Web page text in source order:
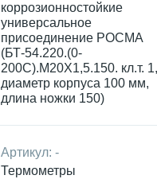
коррозионностойкие
универсальное
присоединение РОСМА
(БТ-54.220.(0-
200С).М20Х1,5.150. кл.т.
диаметр корпуса 100 мм,
длина ножки 150)
Артикул: -
Термометры